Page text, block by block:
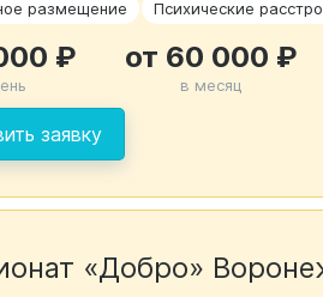
размещение Психические
заявку
₽ от 60 000 ₽
в месяц
«Добро»